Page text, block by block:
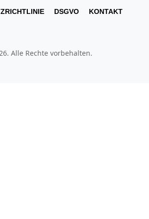
DSGVO KONTAKT
Alle Rechte vorbehalten.